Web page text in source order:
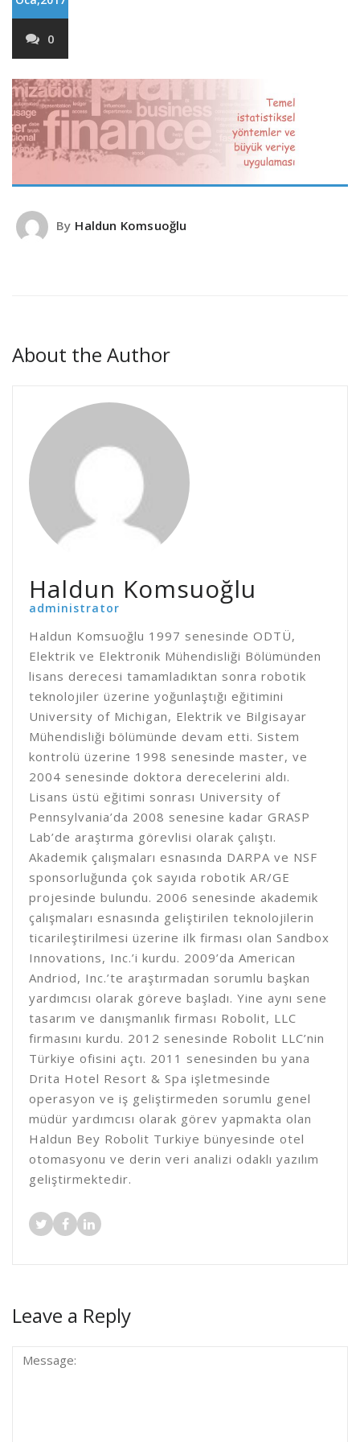
0
By Haldun Komsuoğlu
About the Author
Haldun Komsuoğlu
administrator
Haldun Komsuoğlu 1997 senesinde ODTÜ,
Elektrik ve Elektronik Mühendisliği Bölümünden
lisans derecesi tamamladıktan sonra robotik
teknolojiler üzerine yoğunlaştığı eğitimini
University of Michigan, Elektrik ve Bilgisayar
Mühendisliği bölümünde devam etti. Sistem
kontrolü üzerine 1998 senesinde master, ve
2004 senesinde doktora derecelerini aldı.
Lisans üstü eğitimi sonrası University of
Pennsylvania’da 2008 senesine kadar GRASP
Lab’de araştırma görevlisi olarak çalıştı.
Akademik çalışmaları esnasında DARPA ve NSF
sponsorluğunda çok sayıda robotik AR/GE
projesinde bulundu. 2006 senesinde akademik
çalışmaları esnasında geliştirilen teknolojilerin
ticarileştirilmesi üzerine ilk firması olan Sandbox
Innovations, Inc.’i kurdu. 2009’da American
Andriod, Inc.’te araştırmadan sorumlu başkan
yardımcısı olarak göreve başladı. Yine aynı sene
tasarım ve danışmanlık firması Robolit, LLC
firmasını kurdu. 2012 senesinde Robolit LLC’nin
Türkiye ofisini açtı. 2011 senesinden bu yana
Drita Hotel Resort & Spa işletmesinde
operasyon ve iş geliştirmeden sorumlu genel
müdür yardımcısı olarak görev yapmakta olan
Haldun Bey Robolit Turkiye bünyesinde otel
otomasyonu ve derin veri analizi odaklı yazılım
geliştirmektedir.
Leave a Reply